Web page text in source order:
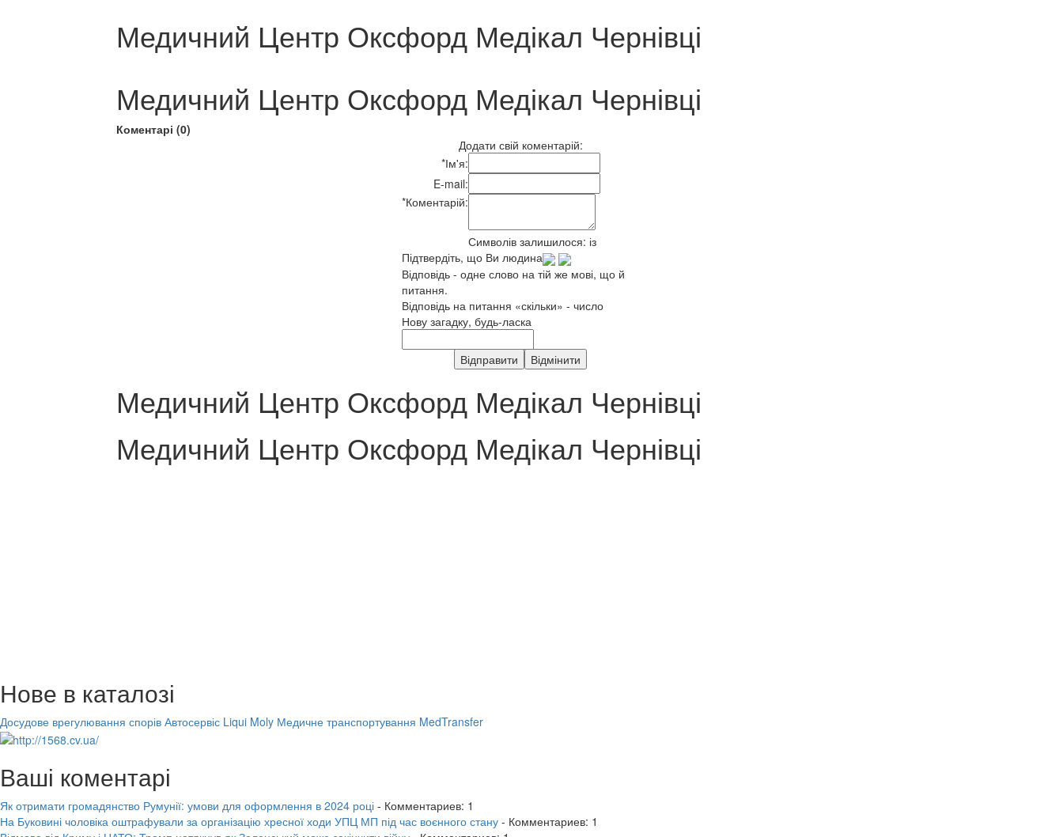
Медичний Центр Оксфорд Медікал Чернівці
Медичний Центр Оксфорд Медікал Чернівці
Коментарі (0)
Додати свій коментарій:
*Ім'я:
E-mail:
*Коментарій:
Символів залишилося: із
Підтвердіть, що Ви людина
Відповідь - одне слово на тій же мові, що й
питання.
Відповідь на питання «скільки» - число
Нову загадку, будь-ласка
Медичний Центр Оксфорд Медікал Чернівці
Медичний Центр Оксфорд Медікал Чернівці
Нове в каталозі
Досудове врегулювання спорів Автосервіс Liqui Moly Медичне транспортування MedTransfer
Ваші коментарі
Як отримати громадянство Румунії: умови для оформлення в 2024 році - Комментариев: 1
На Буковині чоловіка оштрафували за організацію хресної ходи УПЦ МП під час воєнного стану - Комментариев: 1